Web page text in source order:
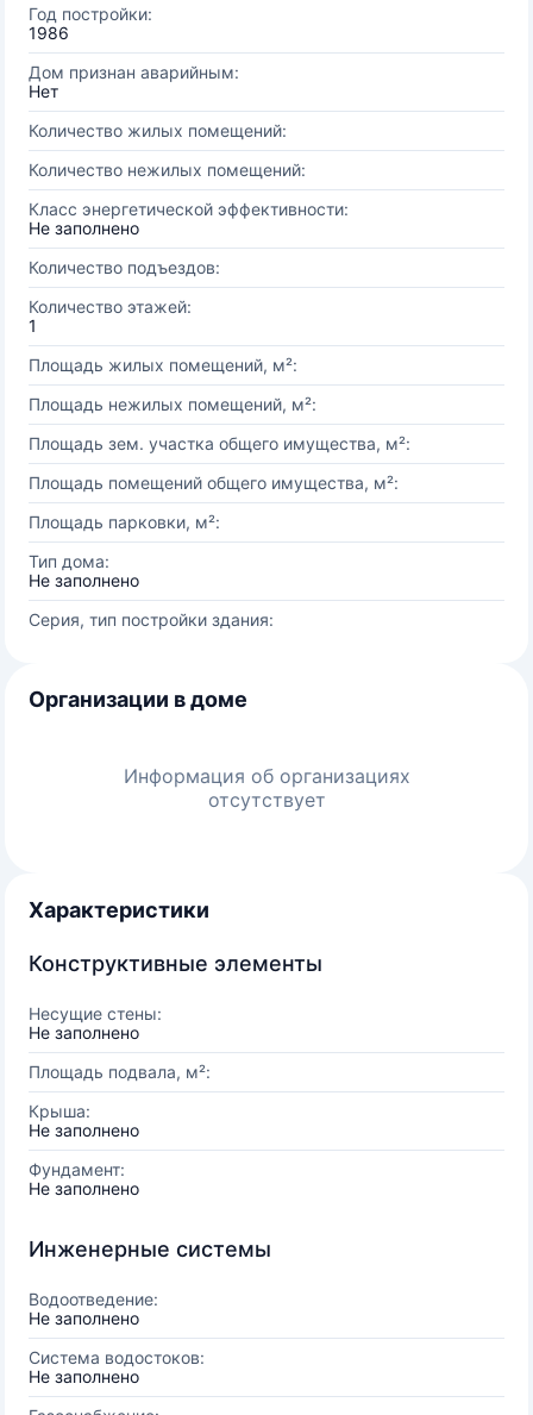
Год постройки:
1986
Дом признан аварийным:
Нет
Количество жилых помещений:
Количество нежилых помещений:
Класс энергетической эффективности:
Не заполнено
Количество подъездов:
Количество этажей:
1
Площадь жилых помещений, м²:
Площадь нежилых помещений, м²:
Площадь зем. участка общего имущества, м²:
Площадь помещений общего имущества, м²:
Площадь парковки, м²:
Тип дома:
Не заполнено
Серия, тип постройки здания:
Организации в доме
Информация об организациях
отсутствует
Характеристики
Конструктивные элементы
Несущие стены:
Не заполнено
Площадь подвала, м²:
Крыша:
Не заполнено
Фундамент:
Не заполнено
Инженерные системы
Водоотведение:
Не заполнено
Система водостоков:
Не заполнено